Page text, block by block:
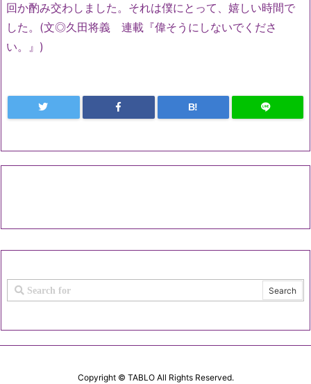
回か酌み交わしました。それは僕にとって、嬉しい時間で
した。(文◎久田将義 連載『偉そうにしないでくださ
い。』)
B!
Copyright © TABLOAll Rights Reserved.